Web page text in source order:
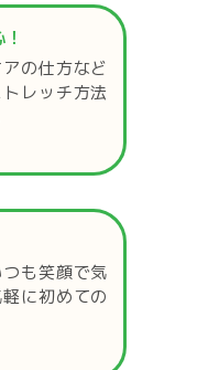
の仕方など
レッチ方法
も笑顔で気
に初めての